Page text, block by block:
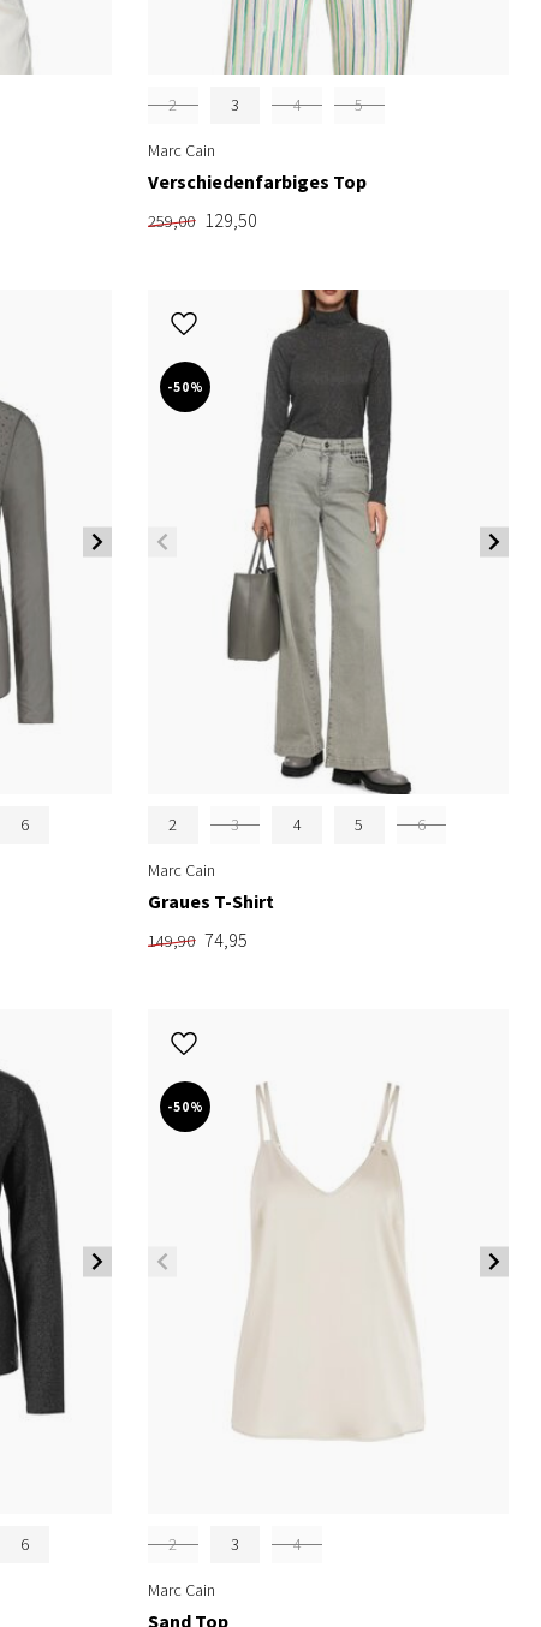
2 3 4 5
Marc Cain
Verschiedenfarbiges Top
259,00 129,50
6
-50%
2 3 4 5 6
Marc Cain
Graues T-Shirt
149,90 74,95
6
-50%
2 3 4
Marc Cain
Sand Top